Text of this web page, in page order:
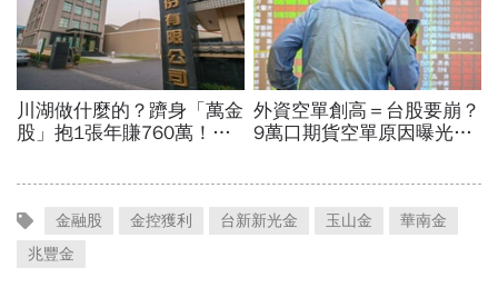
金融股 金控獲利 台新新光金 玉山金
華南金
兆豐金